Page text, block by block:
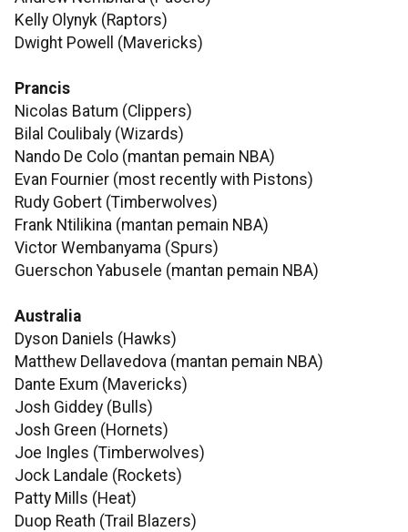
Kelly Olynyk (Raptors)
Dwight Powell (Mavericks)
Prancis
Nicolas Batum (Clippers)
Bilal Coulibaly (Wizards)
Nando De Colo (mantan pemain NBA)
Evan Fournier (most recently with Pistons)
Rudy Gobert (Timberwolves)
Frank Ntilikina (mantan pemain NBA)
Victor Wembanyama (Spurs)
Guerschon Yabusele (mantan pemain NBA)
Australia
Dyson Daniels (Hawks)
Matthew Dellavedova (mantan pemain NBA)
Dante Exum (Mavericks)
Josh Giddey (Bulls)
Josh Green (Hornets)
Joe Ingles (Timberwolves)
Jock Landale (Rockets)
Patty Mills (Heat)
Duop Reath (Trail Blazers)